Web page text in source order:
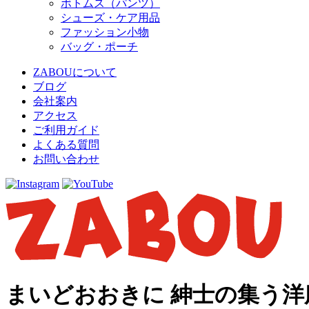
ボトムス（パンツ）
シューズ・ケア用品
ファッション小物
バッグ・ポーチ
ZABOUについて
ブログ
会社案内
アクセス
ご利用ガイド
よくある質問
お問い合わせ
まいどおおきに 紳士の集う